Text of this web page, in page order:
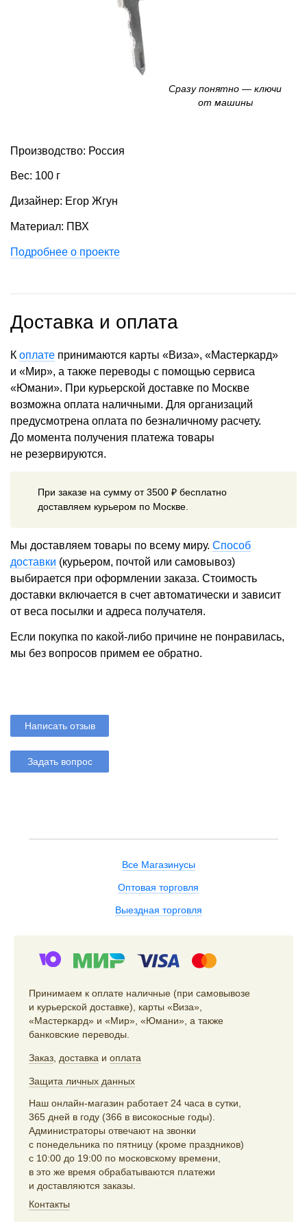
Сразу понятно — ключи
от машины
Производство: Россия
Вес: 100 г
Дизайнер: Егор Жгун
Материал: ПВХ
Подробнее о проекте
Доставка и оплата
К оплате принимаются карты «Виза», «Мастеркард»
и «Мир», а также переводы с помощью сервиса
«Юмани». При курьерской доставке по Москве
возможна оплата наличными. Для организаций
предусмотрена оплата по безналичному расчету.
До момента получения платежа товары
не резервируются.
При заказе на сумму от 3500 ₽ бесплатно
доставляем курьером по Москве.
Мы доставляем товары по всему миру. Способ
доставки (курьером, почтой или самовывоз)
выбирается при оформлении заказа. Стоимость
доставки включается в счет автоматически и зависит
от веса посылки и адреса получателя.
Если покупка по какой-либо причине не понравилась,
мы без вопросов примем ее обратно.
Написать отзыв
Задать вопрос
Все Магазинусы
Оптовая торговля
Выездная торговля
Принимаем к оплате наличные (при самовывозе
и курьерской доставке), карты «Виза»,
«Мастеркард» и «Мир», «Юмани», а также
банковские переводы.
Заказ доставка и оплата
Защита личных данных
Наш онлайн-магазин работает 24 часа в сутки,
365 дней в году (366 в високосные годы).
Администраторы отвечают на звонки
с понедельника по пятницу (кроме праздников)
с 10:00 до 19:00 по московскому времени,
в это же время обрабатываются платежи
и доставляются заказы.
Контакты